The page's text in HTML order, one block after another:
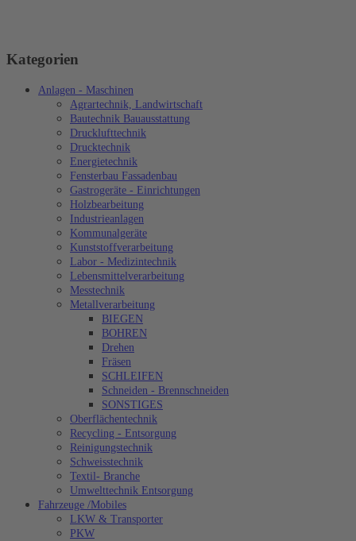
Kategorien
Anlagen - Maschinen
Agrartechnik, Landwirtschaft
Bautechnik Bauausstattung
Drucklufttechnik
Drucktechnik
Energietechnik
Fensterbau Fassadenbau
Gastrogeräte - Einrichtungen
Holzbearbeitung
Industrieanlagen
Kommunalgeräte
Kunststoffverarbeitung
Labor - Medizintechnik
Lebensmittelverarbeitung
Messtechnik
Metallverarbeitung
BIEGEN
BOHREN
Drehen
Fräsen
SCHLEIFEN
Schneiden - Brennschneiden
SONSTIGES
Oberflächentechnik
Recycling - Entsorgung
Reinigungstechnik
Schweisstechnik
Textil- Branche
Umwelttechnik Entsorgung
Fahrzeuge /Mobiles
LKW & Transporter
PKW